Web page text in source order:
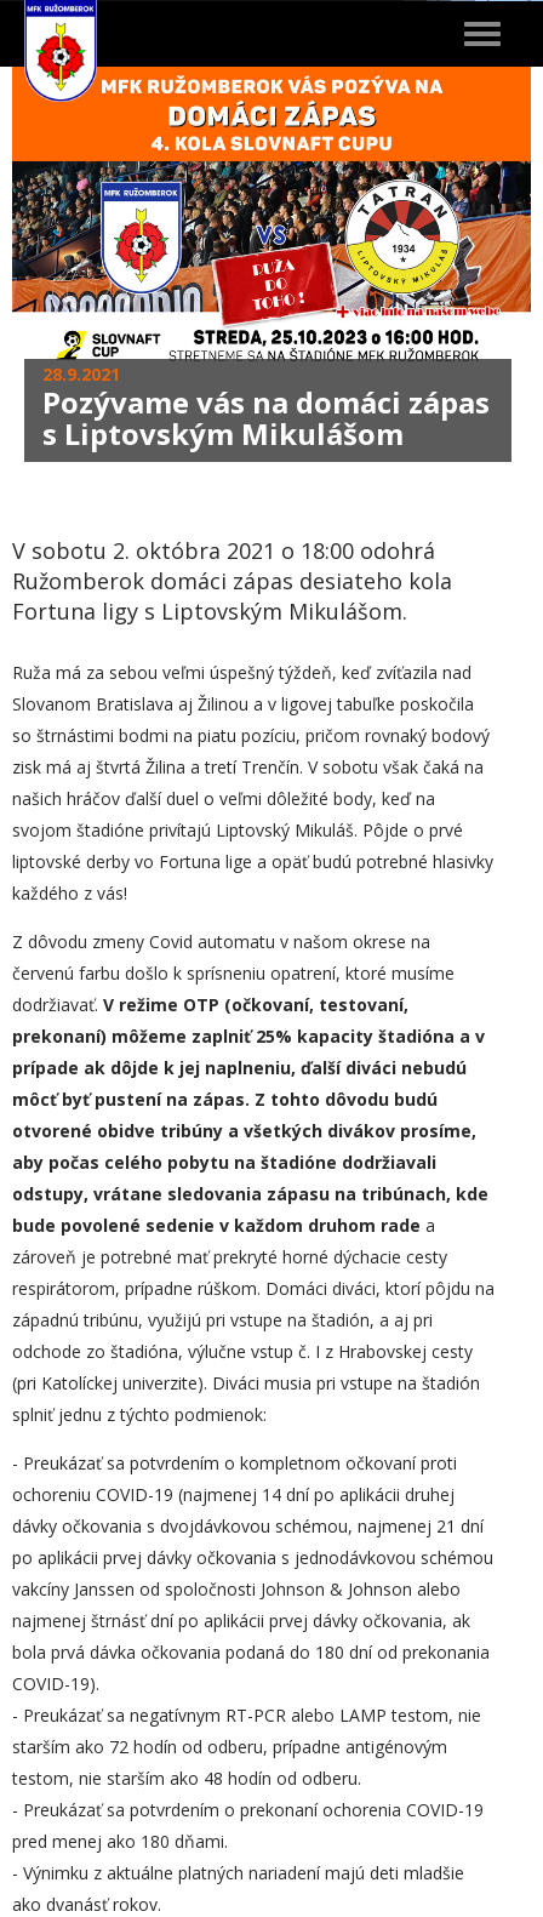
Toggle
28.9.2021
Pozývame vás na domáci zápas
s Liptovským Mikulášom
V sobotu 2. októbra 2021 o 18:00 odohrá
Ružomberok domáci zápas desiateho kola
Fortuna ligy s Liptovským Mikulášom.
Ruža má za sebou veľmi úspešný týždeň, keď zvíťazila nad
Slovanom Bratislava aj Žilinou a v ligovej tabuľke poskočila
so štrnástimi bodmi na piatu pozíciu, pričom rovnaký bodový
zisk má aj štvrtá Žilina a tretí Trenčín. V sobotu však čaká na
našich hráčov ďalší duel o veľmi dôležité body, keď na
svojom štadióne privítajú Liptovský Mikuláš. Pôjde o prvé
liptovské derby vo Fortuna lige a opäť budú potrebné hlasivky
každého z vás!
Z dôvodu zmeny Covid automatu v našom okrese na
červenú farbu došlo k sprísneniu opatrení, ktoré musíme
dodržiavať. V režime OTP (očkovaní, testovaní,
prekonaní) môžeme zaplniť 25% kapacity štadióna a v
prípade ak dôjde k jej naplneniu, ďalší diváci nebudú
môcť byť pustení na zápas. Z tohto dôvodu budú
otvorené obidve tribúny a všetkých divákov prosíme,
aby počas celého pobytu na štadióne dodržiavali
odstupy, vrátane sledovania zápasu na tribúnach, kde
bude povolené sedenie v každom druhom rade a
zároveň je potrebné mať prekryté horné dýchacie cesty
respirátorom, prípadne rúškom. Domáci diváci, ktorí pôjdu na
západnú tribúnu, využijú pri vstupe na štadión, a aj pri
odchode zo štadióna, výlučne vstup č. I z Hrabovskej cesty
(pri Katolíckej univerzite). Diváci musia pri vstupe na štadión
splniť jednu z týchto podmienok:
- Preukázať sa potvrdením o kompletnom očkovaní proti
ochoreniu COVID-19 (najmenej 14 dní po aplikácii druhej
dávky očkovania s dvojdávkovou schémou, najmenej 21 dní
po aplikácii prvej dávky očkovania s jednodávkovou schémou
vakcíny Janssen od spoločnosti Johnson & Johnson alebo
najmenej štrnásť dní po aplikácii prvej dávky očkovania, ak
bola prvá dávka očkovania podaná do 180 dní od prekonania
COVID-19).
- Preukázať sa negatívnym RT-PCR alebo LAMP testom, nie
starším ako 72 hodín od odberu, prípadne antigénovým
testom, nie starším ako 48 hodín od odberu.
- Preukázať sa potvrdením o prekonaní ochorenia COVID-19
pred menej ako 180 dňami.
- Výnimku z aktuálne platných nariadení majú deti mladšie
ako dvanásť rokov.